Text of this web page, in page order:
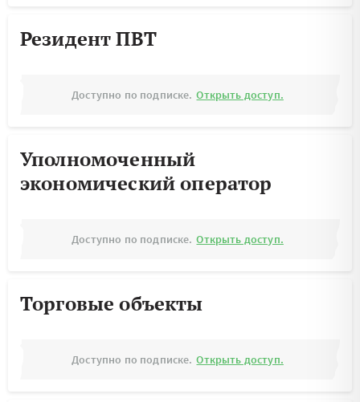
Резидент ПВТ
Доступно по подписке. Открыть доступ.
Уполномоченный
экономический оператор
Доступно по подписке. Открыть доступ.
Торговые объекты
Доступно по подписке. Открыть доступ.